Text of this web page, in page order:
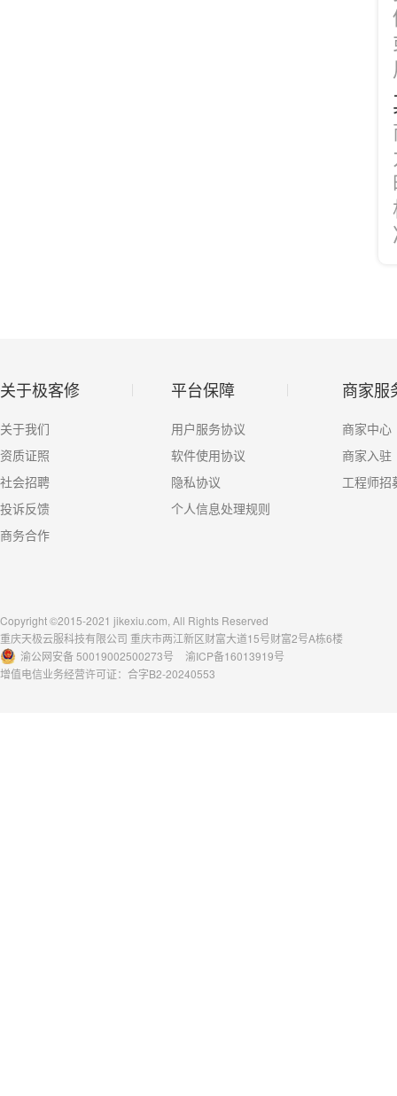
关于极客修
关于我们
资质证照
社会招聘
投诉反馈
商务合作
平台保障
用户服务协议
软件使用协议
隐私协议
个人信息处理规则
商家服
商家中心
商家入驻
工程师招
Copyright ©2015-2021 jikexiu.com, All Rights Reserved
重庆天极云服科技有限公司 重庆市两江新区财富大道15号财富2号A栋6楼
渝公网安备 50019002500273号
渝ICP备16013919号
增值电信业务经营许可证：合字B2-20240553